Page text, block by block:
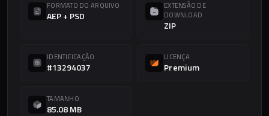
FORMATO DO ARQUIVO
AEP + PSD
EXTENSÃO DE
DOWNLOAD
ZIP
IDENTIFICAÇÃO
#13294037
LICENÇA
Premium
TAMANHO
85.08 MB